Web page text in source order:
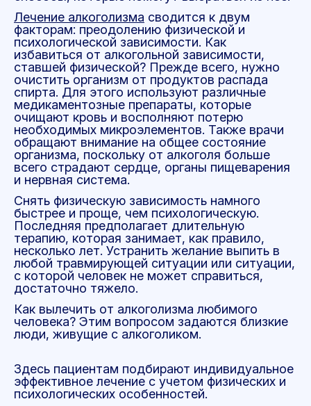
Лечение алкоголизма сводится к двум
факторам: преодолению физической и
психологической зависимости. Как
избавиться от алкогольной зависимости,
ставшей физической? Прежде всего, нужно
очистить организм от продуктов распада
спирта. Для этого используют различные
медикаментозные препараты, которые
очищают кровь и восполняют потерю
необходимых микроэлементов. Также врачи
обращают внимание на общее состояние
организма, поскольку от алкоголя больше
всего страдают сердце, органы пищеварения
и нервная система.
Снять физическую зависимость намного
быстрее и проще, чем психологическую.
Последняя предполагает длительную
терапию, которая занимает, как правило,
несколько лет. Устранить желание выпить в
любой травмирующей ситуации или ситуации,
с которой человек не может справиться,
достаточно тяжело.
Как вылечить от алкоголизма любимого
человека? Этим вопросом задаются близкие
люди, живущие с алкоголиком.
Здесь пациентам подбирают индивидуальное
эффективное лечение с учетом физических и
психологических особенностей.